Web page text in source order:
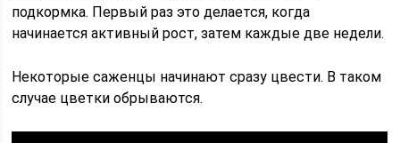
подкормка. Первый раз это делается, когда
начинается активный рост, затем каждые две недели.
Некоторые саженцы начинают сразу цвести. В таком
случае цветки обрываются.